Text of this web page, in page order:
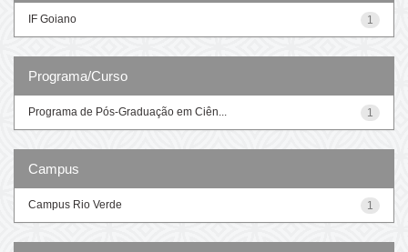
1
IF Goiano
Programa/Curso
1
Programa de Pós-Graduação em Ciên...
Campus
1
Campus Rio Verde